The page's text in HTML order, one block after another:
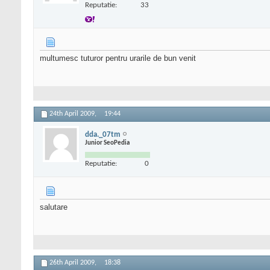
Reputatie: 33
multumesc tuturor pentru urarile de bun venit
24th April 2009, 19:44
dda._07tm
Junior SeoPedia
Reputatie: 0
salutare
26th April 2009, 18:38